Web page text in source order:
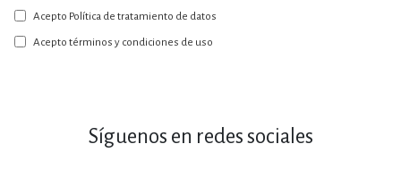
nuestro
boletín:
Acepto Política de tratamiento de datos
Acepto términos y condiciones de uso
Síguenos en redes sociales